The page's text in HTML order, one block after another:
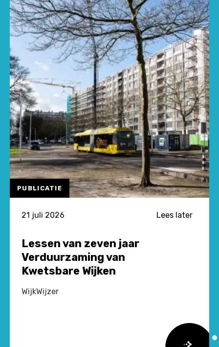
meer
over
Herziene
Onderzoeksagenda
Leefbaarheid
en
Veiligheid
2026
PUBLICATIE
21 juli 2026 Lees later
Lessen van zeven jaar
Verduurzaming van
Kwetsbare Wijken
WijkWijzer